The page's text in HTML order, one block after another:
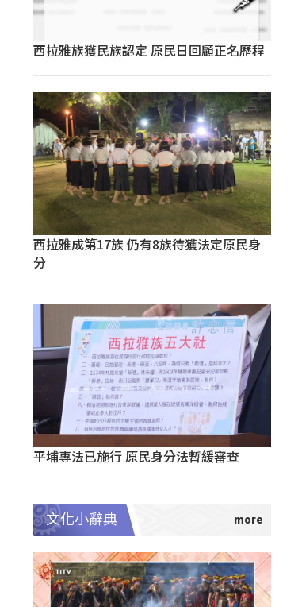
西拉雅族獲民族認定 原民日回顧正名歷程
西拉雅成第17族 仍有8族待獲法定原民身
分
平埔專法已施行 原民身分法暫緩審查
文化小辭典